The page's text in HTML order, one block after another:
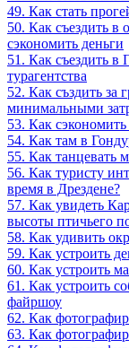
49. Как стать
50. Как съездить в
сэкономить деньги
51. Как съездить в
турагентства
52. Как създить за
минимальными
53. Как сэкономить
54. Как там в
55. Как танцевать
56. Как туристу
время в Дрездене?
57. Как увидеть
высоты птичьего
58. Как удивить
59. Как устроить
60. Как устроить
61. Как устроить
файршоу
62. Как
63. Как